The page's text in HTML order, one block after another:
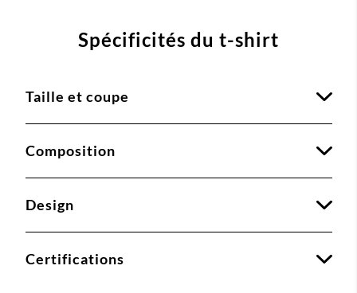
Spécificités du t-shirt
Taille et coupe
Composition
Design
Certifications